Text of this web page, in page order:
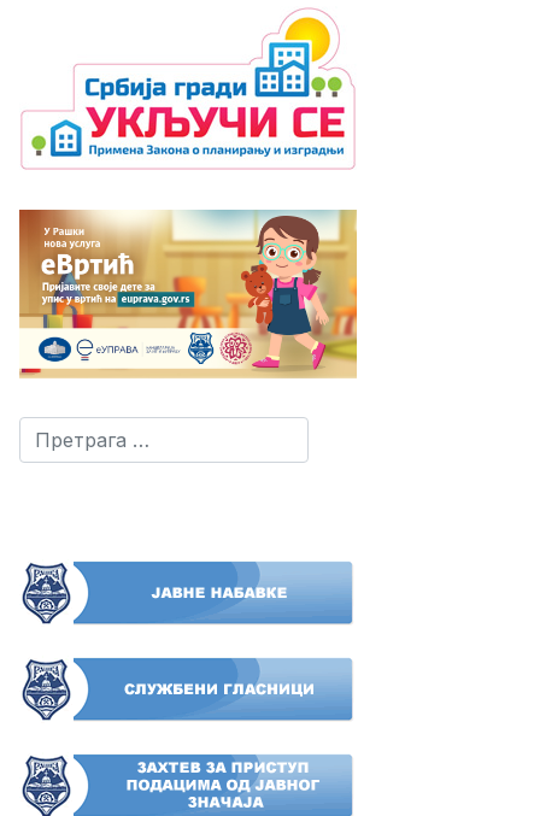
Претрага